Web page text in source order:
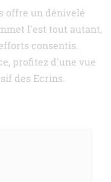
offre un dénivelé
l'est tout autant,
consentis.
profitez d'une vue
des Ecrins.